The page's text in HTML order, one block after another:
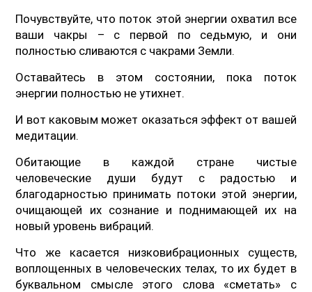
Почувствуйте, что поток этой энергии охватил все
ваши чакры – с первой по седьмую, и они
полностью сливаются с чакрами Земли.
Оставайтесь в этом состоянии, пока поток
энергии полностью не утихнет.
И вот каковым может оказаться эффект от вашей
медитации.
Обитающие в каждой стране чистые
человеческие души будут с радостью и
благодарностью принимать потоки этой энергии,
очищающей их сознание и поднимающей их на
новый уровень вибраций.
Что же касается низковибрационных существ,
воплощенных в человеческих телах, то их будет в
буквальном смысле этого слова «сметать» с